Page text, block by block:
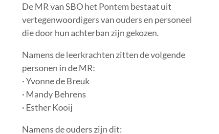
De MR van SBO het Pontem bestaat uit
vertegenwoordigers van ouders en personeel
die door hun achterban zijn gekozen.
Namens de leerkrachten zitten de volgende
personen in de MR:
· Yvonne de Breuk
· Mandy Behrens
· Esther Kooij
Namens de ouders zijn dit: